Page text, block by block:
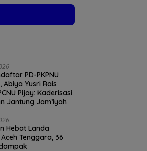
PD-PKPNU
Abiya Yusri Rais
Pijay: Kaderisasi
Jantung Jam’iyah
Hebat Landa
Tenggara, 36